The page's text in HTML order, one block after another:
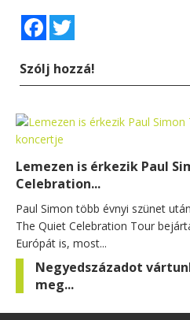
Facebook
Szólj hozzá!
Lemezen is érkezik Paul
Celebration...
Paul Simon több évnyi szünet
The Quiet Celebration Tour
Európát is, most...
Negyedszázadot
meg...